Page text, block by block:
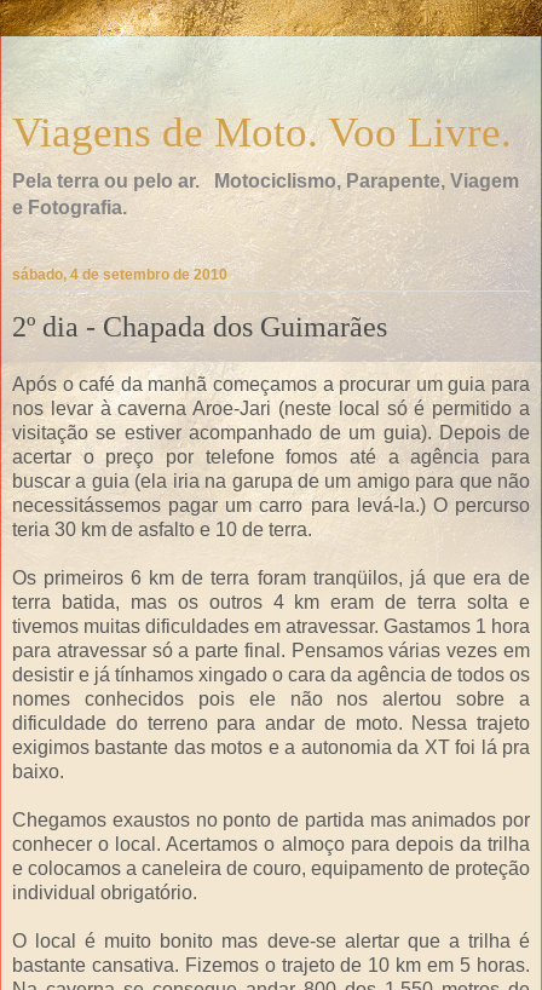
Viagens de Moto. Voo Livre.
Pela terra ou pelo ar. Motociclismo, Parapente, Viagem
e Fotografia.
sábado, 4 de setembro de 2010
2º dia - Chapada dos Guimarães
Após o café da manhã começamos a procurar um guia para
nos levar à caverna Aroe-Jari (neste local só é permitido a
visitação se estiver acompanhado de um guia). Depois de
acertar o preço por telefone fomos até a agência para
buscar a guia (ela iria na garupa de um amigo para que não
necessitássemos pagar um carro para levá-la.) O percurso
teria 30 km de asfalto e 10 de terra.
Os primeiros 6 km de terra foram tranqüilos, já que era de
terra batida, mas os outros 4 km eram de terra solta e
tivemos muitas dificuldades em atravessar. Gastamos 1 hora
para atravessar só a parte final. Pensamos várias vezes em
desistir e já tínhamos xingado o cara da agência de todos os
nomes conhecidos pois ele não nos alertou sobre a
dificuldade do terreno para andar de moto. Nessa trajeto
exigimos bastante das motos e a autonomia da XT foi lá pra
baixo.
Chegamos exaustos no ponto de partida mas animados por
conhecer o local. Acertamos o almoço para depois da trilha
e colocamos a caneleira de couro, equipamento de proteção
individual obrigatório.
O local é muito bonito mas deve-se alertar que a trilha é
bastante cansativa. Fizemos o trajeto de 10 km em 5 horas.